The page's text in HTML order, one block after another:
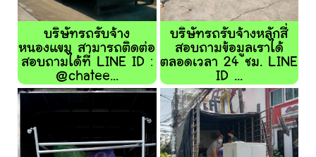
บริษัทรถรับจ้าง
หนองแขม สามารถติดต่อ
สอบถามได้ที่ LINE ID :
@chatee...
บริษัทรถรับจ้างหลักสี่
สอบถามข้อมูลเราได้
ตลอดเวลา 24 ชม. LINE
ID ...